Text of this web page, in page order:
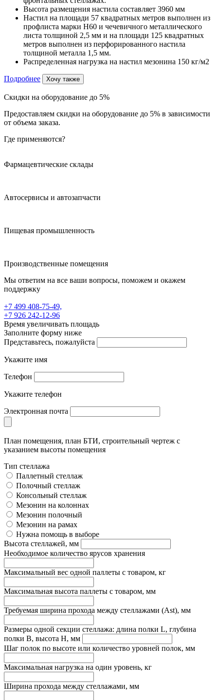
Высота размещения настила составляет 3960 мм
Настил на площади 57 квадратных метров выполнен из
профлиста марки Н60 и чечевичного металлического
листа толщиной 2,5 мм и на площади 125 квадратных
метров выполнен из перфорированного настила
толщиной металла 1,5 мм.
Распределенная нагрузка на настил мезонина 150 кг/м2
Подробнее Хочу также
Скидки на оборудование до 5%
Предоставляем скидки на оборудование до 5% в зависимости
от объема заказа.
Где применяются?
Фармацевтические склады
Автосервисы и автозапчасти
Пищевая промышленность
Производственные помещения
Мы ответим на все ваши вопросы, поможем и окажем
поддержку
+7 499 408-75-49,
+7 926 242-12-96
Время увеличивать площадь
Заполните форму ниже
Представьтесь, пожалуйста
Укажите имя
Телефон
Укажите телефон
Электронная почта
План помещения, план БТИ, строительный чертеж с
указанием высоты помещения
Тип стеллажа
Паллетный стеллаж
Полочный стеллаж
Консольный стеллаж
Мезонин на колоннах
Мезонин полочный
Мезонин на рамах
Нужна помощь в выборе
Высота стеллажей, мм
Необходимое количество ярусов хранения
Максимальный вес одной паллеты с товаром, кг
Максимальная высота паллеты с товаром, мм
Требуемая ширина прохода между стеллажами (Ast), мм
Размеры одной секции стеллажа: длина полки L, глубина
полки B, высота H, мм
Шаг полок по высоте или количество уровней полок, мм
Максимальная нагрузка на один уровень, кг
Ширина прохода между стеллажами, мм